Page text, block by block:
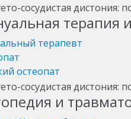
терапия
терапевт
остеопат
и